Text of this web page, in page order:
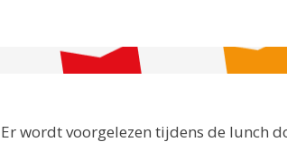
Er wordt voorgelezen tijdens de lunch